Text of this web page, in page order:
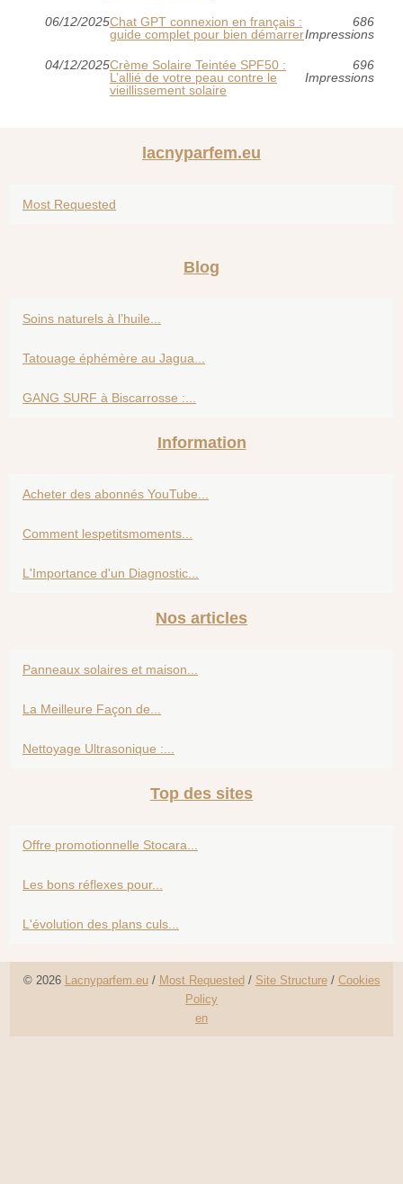
06/12/2025Chat GPT connexion en français :
guide complet pour bien démarrer
686
Impressions
04/12/2025Crème Solaire Teintée SPF50 :
L’allié de votre peau contre le
vieillissement solaire
696
Impressions
lacnyparfem.eu
Most Requested
Blog
Soins naturels à l’huile...
Tatouage éphémère au Jagua...
GANG SURF à Biscarrosse :...
Information
Acheter des abonnés YouTube...
Comment lespetitsmoments...
L'Importance d'un Diagnostic...
Nos articles
Panneaux solaires et maison...
La Meilleure Façon de...
Nettoyage Ultrasonique :...
Top des sites
Offre promotionnelle Stocara...
Les bons réflexes pour...
L'évolution des plans culs...
© 2026 Lacnyparfem.eu/ Most Requested / Site Structure/ Cookies
Policy
en